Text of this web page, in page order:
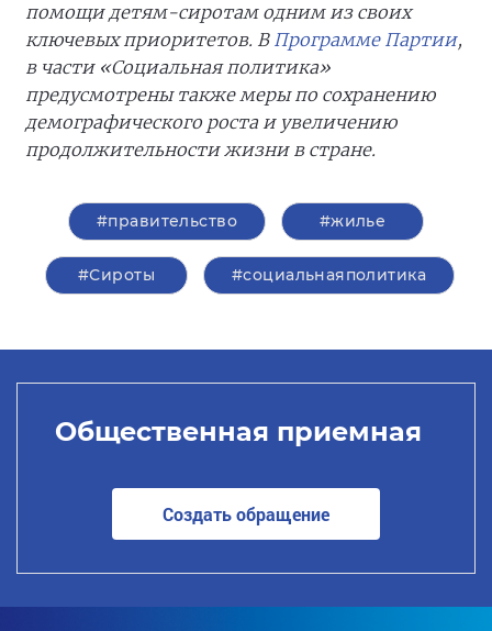
помощи детям-сиротам одним из своих
ключевых приоритетов. В Программе Партии,
в части «Социальная политика»
предусмотрены также меры по сохранению
демографического роста и увеличению
продолжительности жизни в стране.
#правительство #жилье
#Сироты #социальнаяполитика
Общественная приемная
Создать обращение